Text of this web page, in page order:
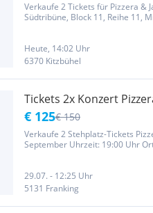
Verkaufe 2 Tickets für Pizzera &
Südtribüne, Block 11, Reihe 11,
Heute, 14:02 Uhr
6370 Kitzbühel
Tickets 2x Konzert
€ 125€ 150
Verkaufe 2 Stehplatz-Tickets
September Uhrzeit: 19:00 Uhr
29.07. - 12:25 Uhr
5131 Franking